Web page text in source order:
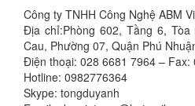
Công ty TNHH Công Nghệ ABM
Địa chỉ:Phòng 602, Tầng 6,
Cau, Phường 07, Quận Phú
Điện thoại: 028 6681 7964 – Fax:
Hotline: 0982776364
Skype: tongduyanh